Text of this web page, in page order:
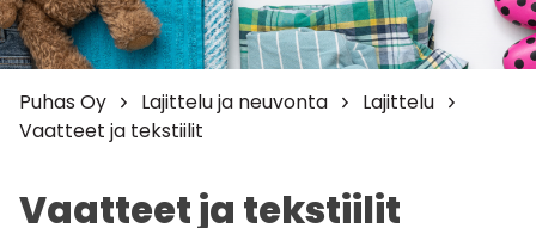
Puhas Oy Lajittelu ja neuvonta
Lajittelu
Vaatteet ja tekstiilit
Vaatteet ja tekstiilit